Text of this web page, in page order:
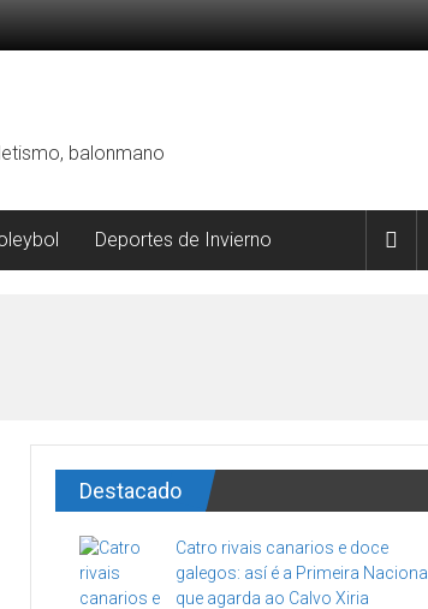
balonmano
Deportes de Invierno
Destacado
Catro rivais canarios e doce
galegos: así é a Primeira Nacional
que agarda ao Calvo Xiria